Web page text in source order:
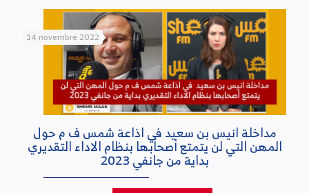
14 novembre 2022
مداخلة انيس بن سعيد في اذاعة شمس ف م حول
المهن التي لن يتمتع أصحابها بنظام الاداء التقديري
بداية من جانفي 2023